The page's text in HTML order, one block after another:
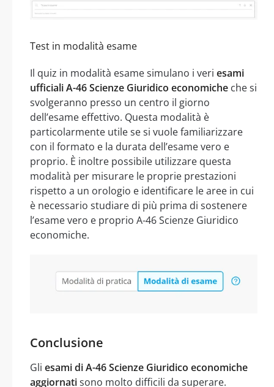
Test in modalità esame
Il quiz in modalità esame simulano i veri esami
ufficiali A-46 Scienze Giuridico economiche che si
svolgeranno presso un centro il giorno
dell’esame effettivo. Questa modalità è
particolarmente utile se si vuole familiarizzare
con il formato e la durata dell’esame vero e
proprio. È inoltre possibile utilizzare questa
modalità per misurare le proprie prestazioni
rispetto a un orologio e identificare le aree in cui
è necessario studiare di più prima di sostenere
l’esame vero e proprio A-46 Scienze Giuridico
economiche.
Conclusione
Gli esami di A-46 Scienze Giuridico economiche
aggiornatisono molto difficili da superare.